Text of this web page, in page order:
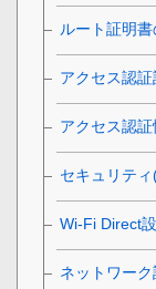
ルート証明
アクセス認証
アクセス認証
セキュリテ
Wi-Fi Direct
ネットワー